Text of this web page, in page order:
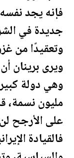
فإنه يجد
جديدة في
وتعقيدًا من
ويرى برينان
وهي دولة
مليون نسمة،
على الأرجح
فالقيادة